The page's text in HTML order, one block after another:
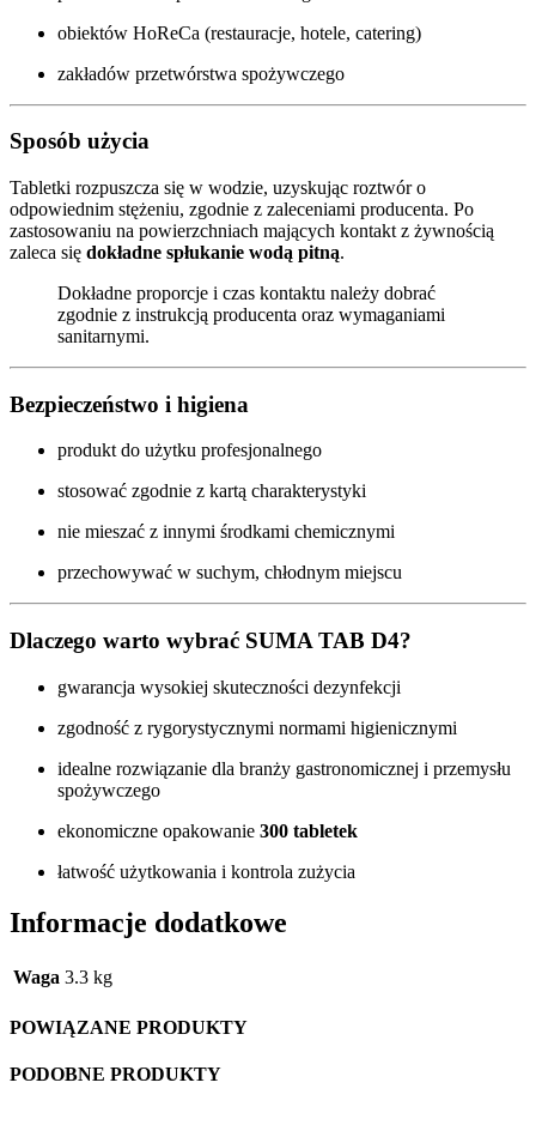
obiektów HoReCa (restauracje, hotele, catering)
zakładów przetwórstwa spożywczego
Sposób użycia
Tabletki rozpuszcza się w wodzie, uzyskując roztwór o
odpowiednim stężeniu, zgodnie z zaleceniami producenta. Po
zastosowaniu na powierzchniach mających kontakt z żywnością
zaleca się dokładne spłukanie wodą pitną.
Dokładne proporcje i czas kontaktu należy dobrać
zgodnie z instrukcją producenta oraz wymaganiami
sanitarnymi.
Bezpieczeństwo i higiena
produkt do użytku profesjonalnego
stosować zgodnie z kartą charakterystyki
nie mieszać z innymi środkami chemicznymi
przechowywać w suchym, chłodnym miejscu
Dlaczego warto wybrać SUMA TAB D4?
gwarancja wysokiej skuteczności dezynfekcji
zgodność z rygorystycznymi normami higienicznymi
idealne rozwiązanie dla branży gastronomicznej i przemysłu
spożywczego
ekonomiczne opakowanie 300 tabletek
łatwość użytkowania i kontrola zużycia
Informacje dodatkowe
Waga 3.3 kg
POWIĄZANE PRODUKTY
PODOBNE PRODUKTY